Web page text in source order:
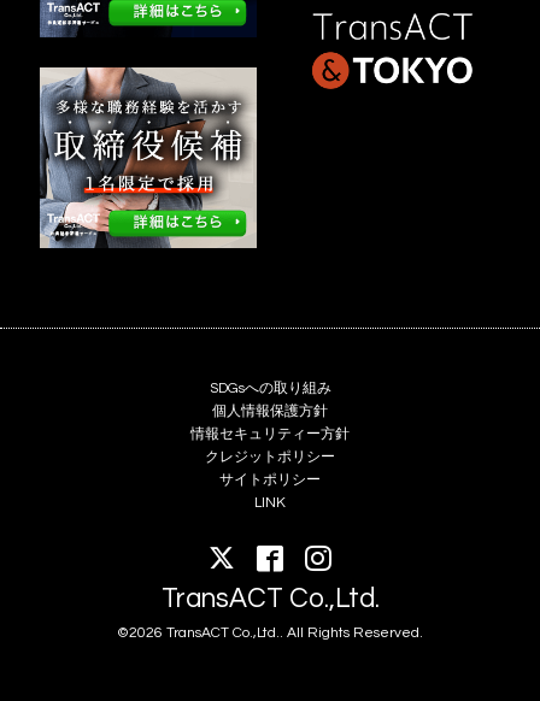
SDGsへの取り組み
個人情報保護方針
情報セキュリティー方針
クレジットポリシー
サイトポリシー
LINK
TransACT Co.,Ltd.
©2026 TransACT Co.,Ltd.. All Rights Reserved.